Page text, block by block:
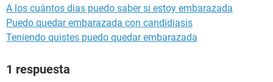
A los cuántos dias puedo saber si estoy embarazada
Puedo quedar embarazada con candidiasis
Teniendo quistes puedo quedar embarazada
1 respuesta